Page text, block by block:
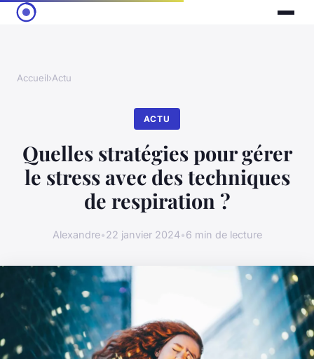
Accueil›Actu
ACTU
Quelles stratégies pour gérer
le stress avec des techniques
de respiration ?
Alexandre•22 janvier 2024•6 min de lecture